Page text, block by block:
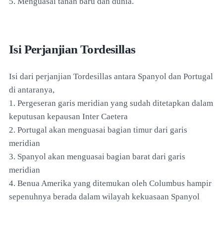
Isi Perjanjian Tordesillas
Isi dari perjanjian Tordesillas antara Spanyol dan Portugal
di antaranya,
1. Pergeseran garis meridian yang sudah ditetapkan dalam
keputusan kepausan Inter Caetera
2. Portugal akan menguasai bagian timur dari garis
meridian
3. Spanyol akan menguasai bagian barat dari garis
meridian
4. Benua Amerika yang ditemukan oleh Columbus hampir
sepenuhnya berada dalam wilayah kekuasaan Spanyol